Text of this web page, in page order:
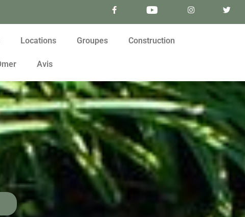
Locations Groupes Construction
Avis